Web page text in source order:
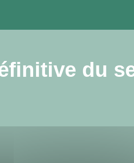
du